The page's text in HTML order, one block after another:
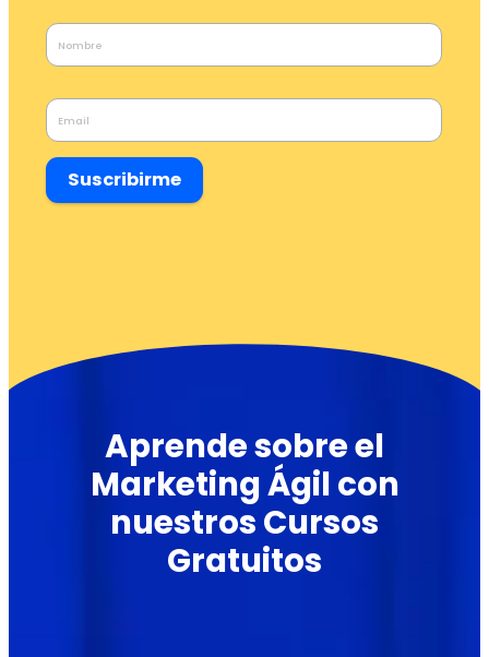
Suscribirme
Aprende sobre el
Marketing Ágil con
nuestros Cursos
Gratuitos